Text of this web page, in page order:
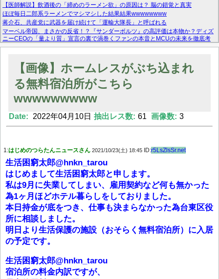
【医師解説】飲酒後の「締めのラーメン欲」の原因は？ 脳の錯覚と真実
ほぼ毎日二郎系ラーメンでマシマシした結果結果wwwwwwww
蒋介石、共産党に武器を届け続けて「運輸大隊長」と呼ばれる
マーベル帝国、まさかの反省！？『サンダーボルツ』の高評価は本物か？ディズ
ニーCEOの「量より質」宣言の裏で渦巻くファンの本音とMCUの未来を徹底考
察！
【画像あり】FacebookとかTwitterで拾ったエロ画像貼ってくよ
Powered by livedoor 相互RSS
【画像】ホームレスがぶち込まれ
る無料宿泊所がこちら
wwwwwwwww
Date: 2022年04月10日 抽出レス数: 61 画像数: 3
1:はじめのつらたんニュースさん 2021/10/23(土) 18:45 ID:r5LsZlsSr.net
生活困窮太郎@hnkn_tarou
はじめまして生活困窮太郎と申します。
私は9月に失業してしまい、雇用契約など何も無かった
為1ヶ月ほどホテル暮らしをしておりました。
本日持金が底をつき、仕事も決まらなかった為台東区役
所に相談しました。
明日より生活保護の施設（おそらく無料宿泊所）に入居
の予定です。
生活困窮太郎@hnkn_tarou
宿泊所の料金内訳ですが、